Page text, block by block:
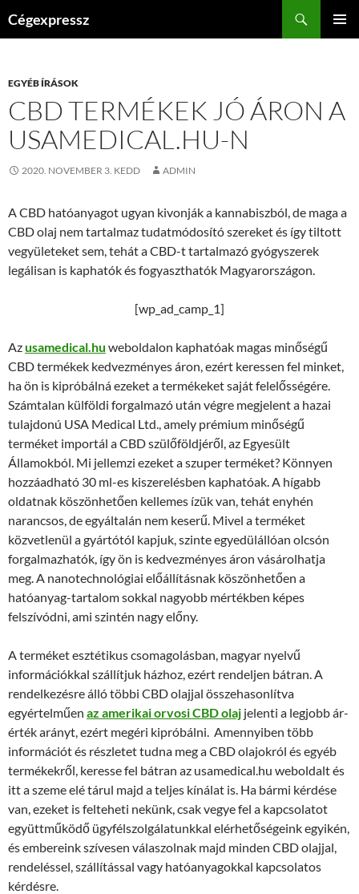
Cégexpressz
EGYÉB ÍRÁSOK
CBD TERMÉKEK JÓ ÁRON A
USAMEDICAL.HU-N
2020. NOVEMBER 3. KEDD ADMIN
A CBD hatóanyagot ugyan kivonják a kannabiszból, de maga a
CBD olaj nem tartalmaz tudatmódosító szereket és így tiltott
vegyületeket sem, tehát a CBD-t tartalmazó gyógyszerek
legálisan is kaphatók és fogyaszthatók Magyarországon.
[wp_ad_camp_1]
Azusamedical.hu weboldalon kaphatóak magas minőségű
CBD termékek kedvezményes áron, ezért keressen fel minket,
ha ön is kipróbálná ezeket a termékeket saját felelősségére.
Számtalan külföldi forgalmazó után végre megjelent a hazai
tulajdonú USA Medical Ltd., amely prémium minőségű
terméket importál a CBD szülőföldjéről, az Egyesült
Államokból. Mi jellemzi ezeket a szuper terméket? Könnyen
hozzáadható 30 ml-es kiszerelésben kaphatóak. A hígabb
oldatnak köszönhetően kellemes ízük van, tehát enyhén
narancsos, de egyáltalán nem keserű. Mivel a terméket
közvetlenül a gyártótól kapjuk, szinte egyedülállóan olcsón
forgalmazhatók, így ön is kedvezményes áron vásárolhatja
meg. A nanotechnológiai előállításnak köszönhetően a
hatóanyag-tartalom sokkal nagyobb mértékben képes
felszívódni, ami szintén nagy előny.
A terméket esztétikus csomagolásban, magyar nyelvű
információkkal szállítjuk házhoz, ezért rendeljen bátran. A
rendelkezésre álló többi CBD olajjal összehasonlítva
egyértelműen az amerikai orvosi CBD olaj jelenti a legjobb ár-
érték arányt, ezért megéri kipróbálni. Amennyiben több
információt és részletet tudna meg a CBD olajokról és egyéb
termékekről, keresse fel bátran az usamedical.hu weboldalt és
itt a szeme elé tárul majd a teljes kínálat is. Ha bármi kérdése
van, ezeket is felteheti nekünk, csak vegye fel a kapcsolatot
együttműködő ügyfélszolgálatunkkal elérhetőségeink egyikén,
és embereink szívesen válaszolnak majd minden CBD olajjal,
rendeléssel, szállítással vagy hatóanyagokkal kapcsolatos
kérdésre.